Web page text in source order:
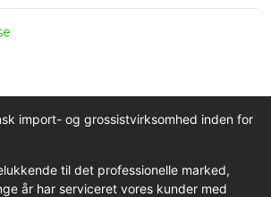
import- og grossistvirksomhed inden for
til det professionelle marked,
år har serviceret vores kunder med